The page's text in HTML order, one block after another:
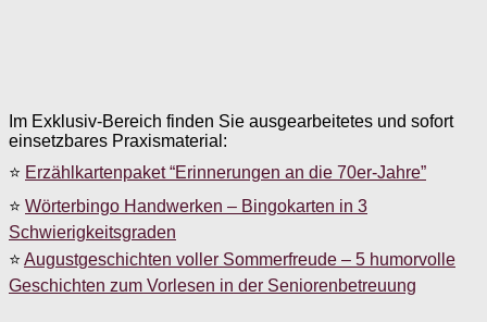
Im Exklusiv-Bereich finden Sie ausgearbeitetes und sofort
einsetzbares Praxismaterial:
⭐ Erzählkartenpaket “Erinnerungen an die 70er-Jahre”
⭐ Wörterbingo Handwerken – Bingokarten in 3
Schwierigkeitsgraden
⭐ Augustgeschichten voller Sommerfreude – 5 humorvolle
Geschichten zum Vorlesen in der Seniorenbetreuung